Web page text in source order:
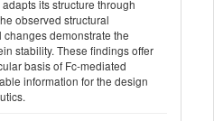
its structure through
observed structural
demonstrate the
stability. These findings offer
basis of Fc‐mediated
information for the design